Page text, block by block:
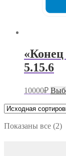
5.15.6
10000₽
Показаны все (2)